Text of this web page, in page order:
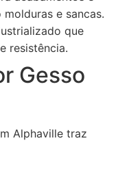
e sancas.
que
resistência.
Gesso
Alphaville traz